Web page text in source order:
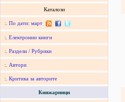
Каталози
:. По дати: март
:. Електронни книги
:. Раздели / Рубрики
:. Автори
:. Критика за авторите
Книжарници